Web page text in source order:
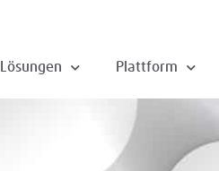
Lösungen Plattform